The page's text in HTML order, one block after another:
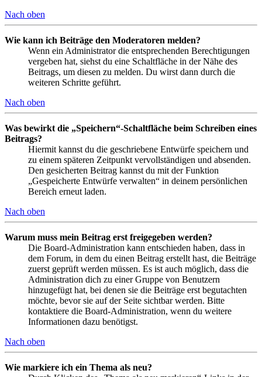
Nach oben
Wie kann ich Beiträge den Moderatoren melden?
Wenn ein Administrator die entsprechenden Berechtigungen
vergeben hat, siehst du eine Schaltfläche in der Nähe des
Beitrags, um diesen zu melden. Du wirst dann durch die
weiteren Schritte geführt.
Nach oben
Was bewirkt die „Speichern“-Schaltfläche beim Schreiben eines
Beitrags?
Hiermit kannst du die geschriebene Entwürfe speichern und
zu einem späteren Zeitpunkt vervollständigen und absenden.
Den gesicherten Beitrag kannst du mit der Funktion
„Gespeicherte Entwürfe verwalten“ in deinem persönlichen
Bereich erneut laden.
Nach oben
Warum muss mein Beitrag erst freigegeben werden?
Die Board-Administration kann entschieden haben, dass in
dem Forum, in dem du einen Beitrag erstellt hast, die Beiträge
zuerst geprüft werden müssen. Es ist auch möglich, dass die
Administration dich zu einer Gruppe von Benutzern
hinzugefügt hat, bei denen sie die Beiträge erst begutachten
möchte, bevor sie auf der Seite sichtbar werden. Bitte
kontaktiere die Board-Administration, wenn du weitere
Informationen dazu benötigst.
Nach oben
Wie markiere ich ein Thema als neu?